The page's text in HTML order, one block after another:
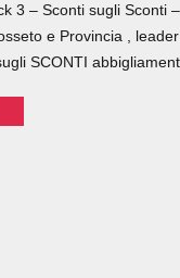
3 – Sconti sugli Sconti
e Provincia ,
SCONTI